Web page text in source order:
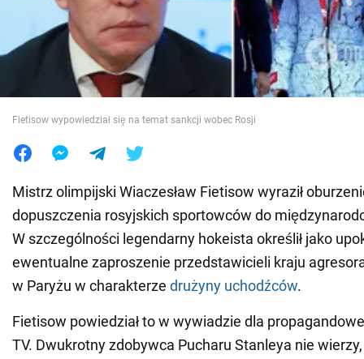
Świat
Jedzenie
Fietisow wypowiedział się na temat sankcji wobec Rosji
Mistrz olimpijski Wiaczesław Fietisow wyraził
dopuszczenia rosyjskich sportowców do
W szczególności legendarny hokeista określił jako
ewentualne zaproszenie przedstawicieli kraju
w Paryżu w charakterze drużyny uchodźców.
Fietisow powiedział to w wywiadzie dla
TV. Dwukrotny zdobywca Pucharu Stanleya nie